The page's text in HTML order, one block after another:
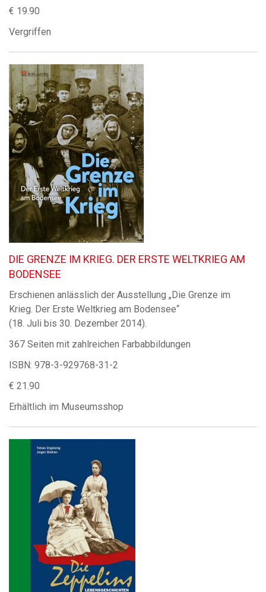
€ 19.90
Vergriffen
DIE GRENZE IM KRIEG. DER ERSTE WELTKRIEG AM
BODENSEE
Erschienen anlässlich der Ausstellung „Die Grenze im
Krieg. Der Erste Weltkrieg am Bodensee“
(18. Juli bis 30. Dezember 2014).
367 Seiten mit zahlreichen Farbabbildungen
ISBN: 978-3-929768-31-2
€ 21.90
Erhältlich im Museumsshop